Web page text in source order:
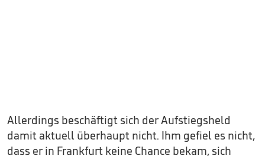
Allerdings beschäftigt sich der Aufstiegsheld
damit aktuell überhaupt nicht. Ihm gefiel es nicht,
dass er in Frankfurt keine Chance bekam, sich